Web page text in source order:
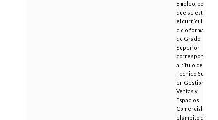
Empleo, por la
que se
el currículo del
ciclo formativo
de Grado
Superior
al título de
Técnico
en Gestión de
Ventas y
Espacios
Comerciales en
el ámbito de la